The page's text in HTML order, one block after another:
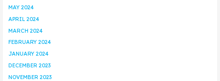
MAY 2024
APRIL 2024
MARCH 2024
FEBRUARY 2024
JANUARY 2024
DECEMBER 2023
NOVEMBER 2023